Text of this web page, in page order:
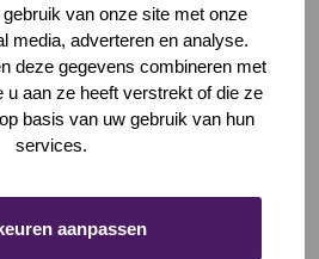
van onze site met onze
media, adverteren en analyse.
deze gegevens combineren met
u aan ze heeft verstrekt of die ze
basis van uw gebruik van hun
services.
aanpassen